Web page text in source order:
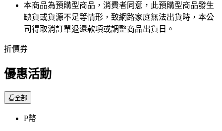
本商品為預購型商品，消費者同意，此預購型商品發生
缺貨或貨源不足等情形，​致網路家庭無法出貨時，本公
司得取消訂單退還款項或調整商品出貨日。
折價券
優惠活動
看全部
P幣